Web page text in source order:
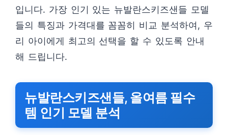
입니다. 가장 인기 있는 뉴발란스키즈샌들 모델
들의 특징과 가격대를 꼼꼼히 비교 분석하여, 우
리 아이에게 최고의 선택을 할 수 있도록 안내
해 드립니다.
뉴발란스키즈샌들, 올여름 필수
템 인기 모델 분석